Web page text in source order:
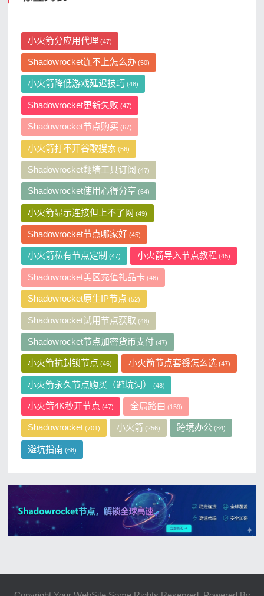
小火箭分应用代理 (47)
Shadowrocket连不上怎么办(50)
小火箭降低游戏延迟技巧 (48)
Shadowrocket更新失败 (47)
Shadowrocket节点购买 (67)
小火箭打不开谷歌搜索 (56)
Shadowrocket翻墙工具订阅 (47)
Shadowrocket使用心得分享(64)
小火箭显示连接但上不了网 (49)
Shadowrocket节点哪家好(45)
小火箭私有节点定制 (47) 小火箭导入节点教程(45)
Shadowrocket美区充值礼品卡(46)
Shadowrocket原生IP节点 (52)
Shadowrocket试用节点获取 (48)
Shadowrocket节点加密货币支付(47)
小火箭抗封锁节点 (46) 小火箭节点套餐怎么选(47)
小火箭永久节点购买（避坑词） (48)
小火箭4K秒开节点 (47) 全局路由 (159)
Shadowrocket(701) 小火箭(256) 跨境办公(84)
避坑指南 (68)